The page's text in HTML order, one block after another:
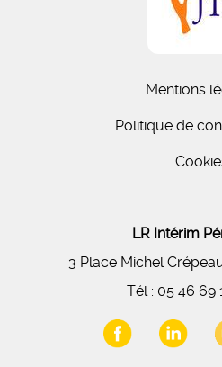
Mentions
Politique de
LR Intérim
3 Place Michel
Tél : 05 46 69